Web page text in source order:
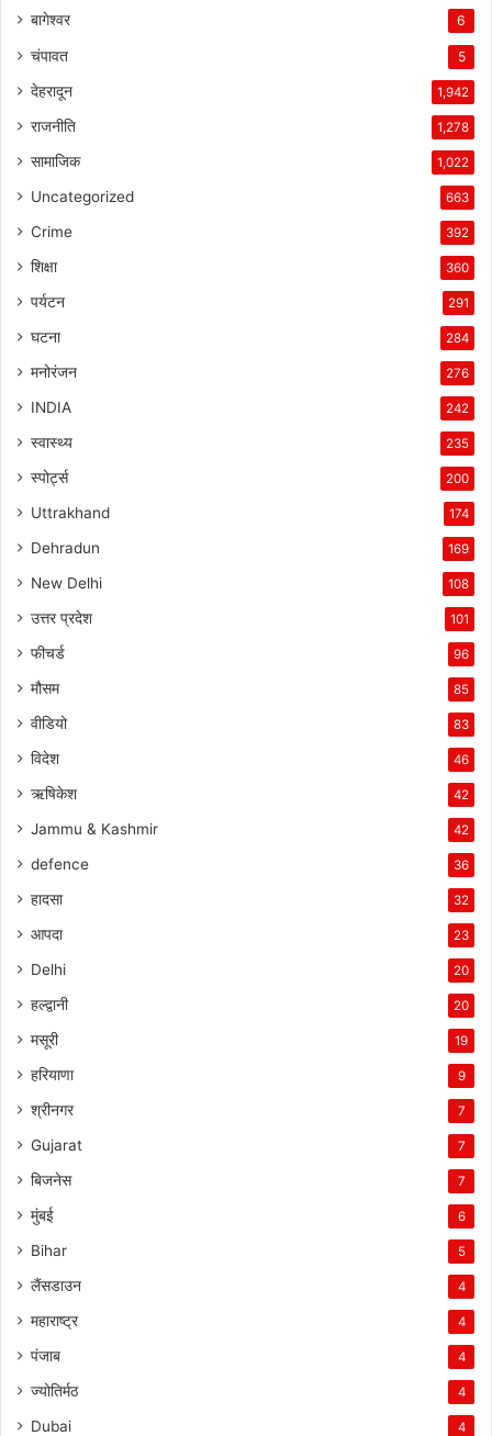
बागेश्वर 6
चंपावत 5
देहरादून 1,942
राजनीति 1,278
सामाजिक 1,022
Uncategorized 663
Crime 392
शिक्षा 360
पर्यटन 291
घटना 284
मनोरंजन 276
INDIA 242
स्वास्थ्य 235
स्पोर्ट्स 200
Uttrakhand 174
Dehradun 169
New Delhi 108
उत्तर प्रदेश 101
फीचर्ड 96
मौसम 85
वीडियो 83
विदेश 46
ऋषिकेश 42
Jammu & Kashmir 42
defence 36
हादसा 32
आपदा 23
Delhi 20
हल्द्वानी 20
मसूरी 19
हरियाणा 9
श्रीनगर 7
Gujarat 7
बिजनेस 7
मुंबई 6
Bihar 5
लैंसडाउन 4
महाराष्ट्र 4
पंजाब 4
ज्योतिर्मठ 4
Dubai 4